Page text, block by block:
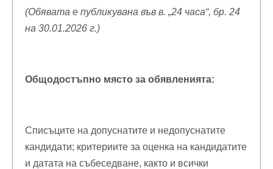
(Обявата е публикувана във в. „24 часа“, бр. 24
на 30.01.2026 г.)
Общодостъпно място за обявленията:
Списъците на допуснатите и недопуснатите
кандидати; критериите за оценка на кандидатите
и датата на събеседване, както и всички